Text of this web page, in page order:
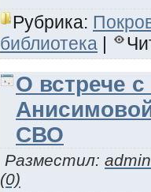
Рубрика:
библиотека |
О встрече
СВО
Разместил: admin
(0)